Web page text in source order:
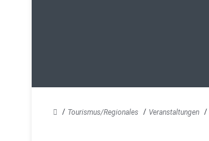
Tourismus/Regionales Veranstaltungen